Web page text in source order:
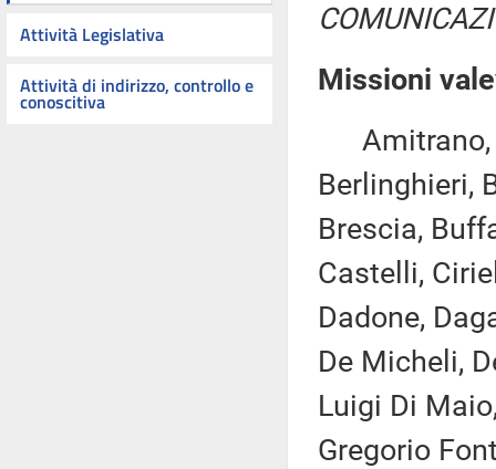
Attività Legislativa
Attività di indirizzo, controllo e
conoscitiva
Missioni
Amitrano,
Berlinghieri,
Brescia,
Castelli,
Dadone,
De Micheli,
Luigi Di
Gregorio